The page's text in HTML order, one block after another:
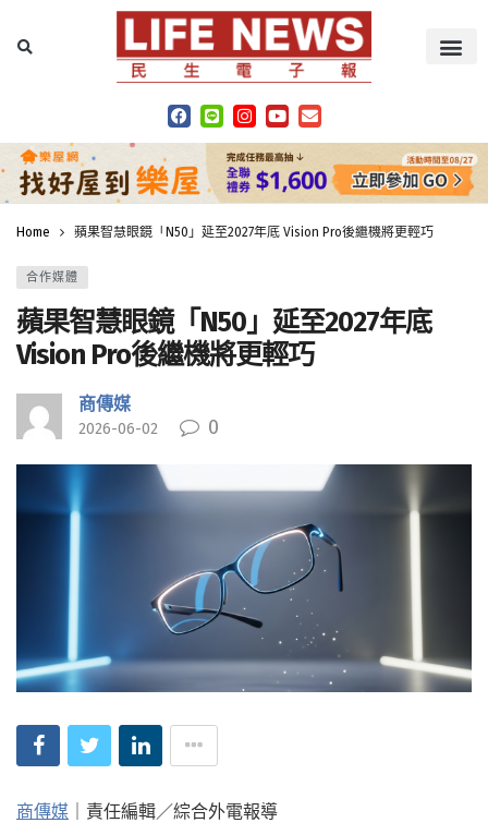
Home 蘋果智慧眼鏡「N50」延至2027年底 Vision Pro後繼機將更輕巧
合作媒體
蘋果智慧眼鏡「N50」延至2027年底
Vision Pro後繼機將更輕巧
商傳媒
2026-06-02 0
商傳媒 ｜責任編輯／綜合外電報導